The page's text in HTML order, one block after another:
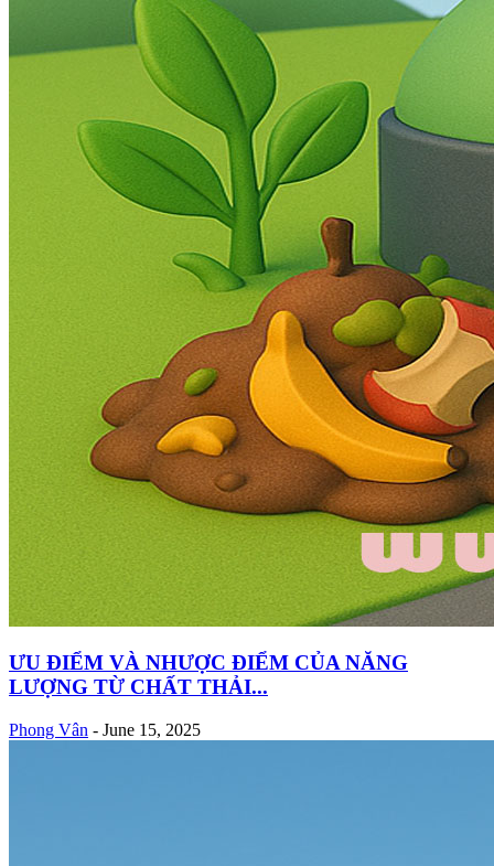
ƯU ĐIỂM VÀ NHƯỢC ĐIỂM CỦA NĂNG
LƯỢNG TỪ CHẤT THẢI...
Phong Vân - June 15, 2025